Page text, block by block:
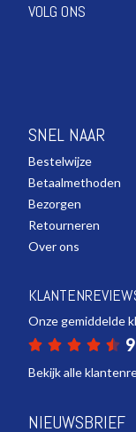
VOLG ONS
SNEL NAAR
Bestelwijze
Betaalmethoden
Bezorgen
Retourneren
Over ons
Onze gemiddelde
Bekijk alle
NIEUWSBRIEF